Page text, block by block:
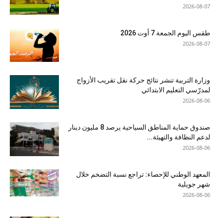
2026-08-07
طقس اليوم الجمعة 7 أوت 2026
2026-08-07
وزارة التربية تنشر نتائج حركة نقل تقريب الأزواج
لمدرّسي التعليم الابتدائي
2026-08-06
صندوق حماية المناطق السياحية يرصد 8 مليون دينار
لدعم النظافة والتهيئة...
2026-08-06
المعهد الوطني للإحصاء: تراجع نسبة التضخم خلال
شهر جويلية
2026-08-06